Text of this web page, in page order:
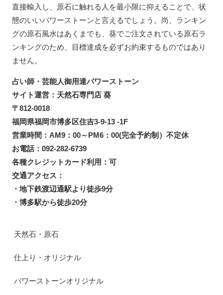
直接輸入し、原石に触れる人を最小限に抑えることで、状
態のいいパワーストーンと言えるでしょう。尚、ランキン
グの原石風水はあくまでも、葵でご注文されている原石ラ
ンキングのため、目標達成を必ずお約束するものではあり
ません。
占い師・芸能人御用達パワーストーン
サイト運営：天然石専門店 葵
〒812-0018
福岡県福岡市博多区住吉3-9-13 -1F
営業時間：AM9：00～PM6：00(完全予約制）不定休
お電話：092-282-6739
各種クレジットカード利用：可
交通アクセス：
・地下鉄渡辺通駅より徒歩9分
・博多駅から徒歩20分
天然石・原石
仕上り・オリジナル
パワーストーンオリジナル